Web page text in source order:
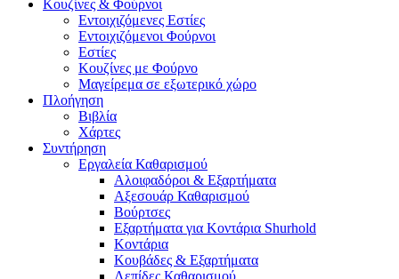
Κουζίνες & Φούρνοι
Εντοιχιζόμενες Εστίες
Εντοιχιζόμενοι Φούρνοι
Εστίες
Κουζίνες με Φούρνο
Μαγείρεμα σε εξωτερικό χώρο
Πλοήγηση
Βιβλία
Χάρτες
Συντήρηση
Εργαλεία Καθαρισμού
Αλοιφαδόροι & Εξαρτήματα
Αξεσουάρ Καθαρισμού
Βούρτσες
Εξαρτήματα για Κοντάρια Shurhold
Κοντάρια
Κουβάδες & Εξαρτήματα
Λεπίδες Καθαρισμού